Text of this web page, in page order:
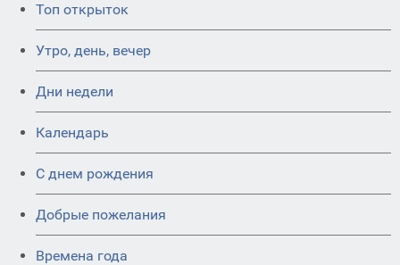
Топ открыток
Утро, день, вечер
Дни недели
Календарь
C днем рождения
Добрые пожелания
Времена года